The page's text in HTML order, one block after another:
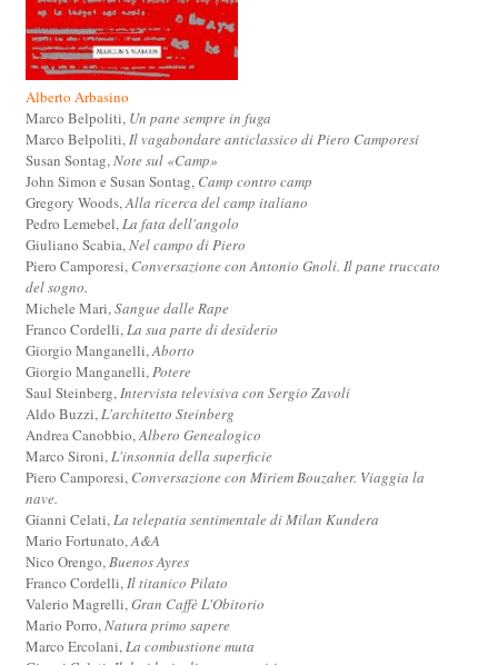
Alberto Arbasino
Marco Belpoliti, Un pane sempre in fuga
Marco Belpoliti,Il vagabondare anticlassico di Piero Camporesi
Susan Sontag,Note sul «Camp»
John Simon e Susan Sontag, Camp contro camp
Gregory Woods,Alla ricerca del camp italiano
Pedro Lemebel,La fata dell'angolo
Giuliano Scabia,Nel campo di Piero
Piero Camporesi, Conversazione con Antonio Gnoli. Il pane truccato
del sogno.
Michele Mari,Sangue dalle Rape
Franco Cordelli,La sua parte di desiderio
Giorgio Manganelli,Aborto
Giorgio Manganelli,Potere
Saul Steinberg,Intervista televisiva con Sergio Zavoli
Aldo Buzzi,L'architetto Steinberg
Andrea Canobbio,Albero Genealogico
Marco Sironi,L'insonnia della superficie
Piero Camporesi, Conversazione con Miriem Bouzaher. Viaggia la
nave.
Gianni Celati,La telepatia sentimentale di Milan Kundera
Mario Fortunato,A&A
Nico Orengo,Buenos Ayres
Franco Cordelli,Il titanico Pilato
Valerio Magrelli,Gran Caffè L'Obitorio
Mario Porro,Natura primo sapere
Marco Ercolani,La combustione muta